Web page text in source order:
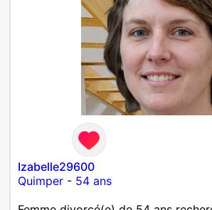
Izabelle29600
Quimper - 54 ans